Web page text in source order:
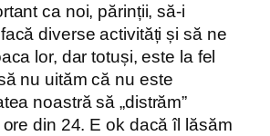
ca noi, părinții, să-i
diverse activități și să ne
lor, dar totuși, este la fel
nu uităm că nu este
noastră să „distrăm”
din 24. E ok dacă îl lăsăm